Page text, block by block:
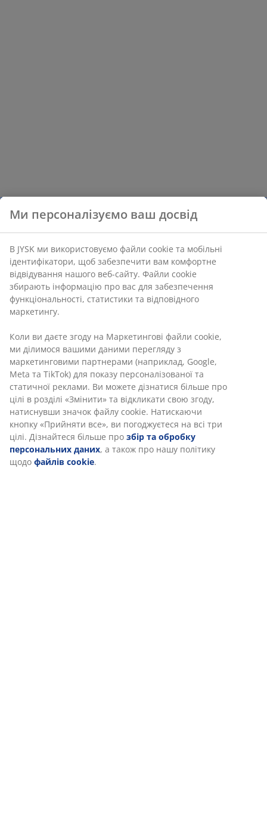
Ми персоналізуємо ваш досвід
В JYSK ми використовуємо файли cookie та мобільні
ідентифікатори, щоб забезпечити вам комфортне
відвідування нашого веб-сайту. Файли cookie
збирають інформацію про вас для забезпечення
функціональності, статистики та відповідного
маркетингу.
Коли ви даєте згоду на Маркетингові файли cookie,
ми ділимося вашими даними перегляду з
маркетинговими партнерами (наприклад, Google,
Meta та TikTok) для показу персоналізованої та
статичної реклами. Ви можете дізнатися більше про
цілі в розділі «Змінити» та відкликати свою згоду,
натиснувши значок файлу cookie. Натискаючи
кнопку «Прийняти все», ви погоджуєтеся на всі три
цілі. Дізнайтеся більше про збір та обробку
персональних даних, а також про нашу політику
щодо файлів cookie.